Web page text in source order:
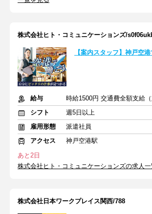
株式会社ヒト・コミュニケーションズ/
【案内スタッフ】神戸空
給与
時給1500円 交通費全額支給（
シフト
週5日以上
雇用形態
派遣社員
アクセス
神戸空港駅
あと2日
株式会社ヒト・コミュニケーションズの求人
株式会社日本ワークプレイス関西/788